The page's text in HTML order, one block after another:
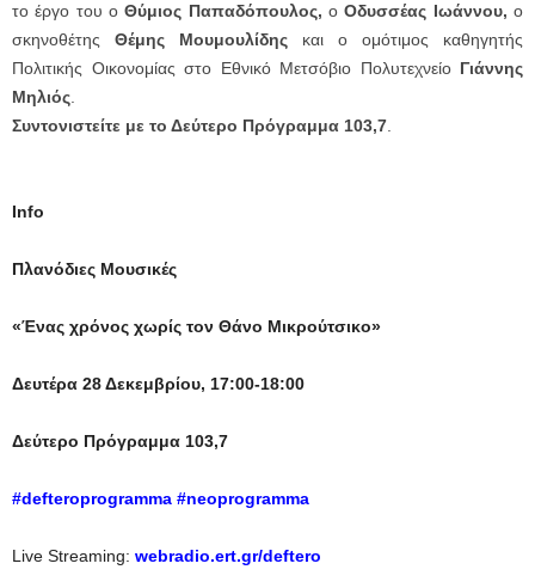
το έργο του οΘύμιος Παπαδόπουλος, οΟδυσσέας Ιωάννου, ο
σκηνοθέτης Θέμης Μουμουλίδης και ο ομότιμος καθηγητής
Πολιτικής Οικονομίας στο Εθνικό Μετσόβιο Πολυτεχνείο Γιάννης
Μηλιός
Συντονιστείτε με το Δεύτερο Πρόγραμμα 103,7
Info
Πλανόδιες Μουσικές
«Ένας χρόνος χωρίς τον Θάνο Μικρούτσικο»
Δευτέρα 28 Δεκεμβρίου, 17:00-18:00
Δεύτερο Πρόγραμμα 103,7
#defteroprogramma #neoprogramma
Live Streaming: webradio.ert.gr/deftero